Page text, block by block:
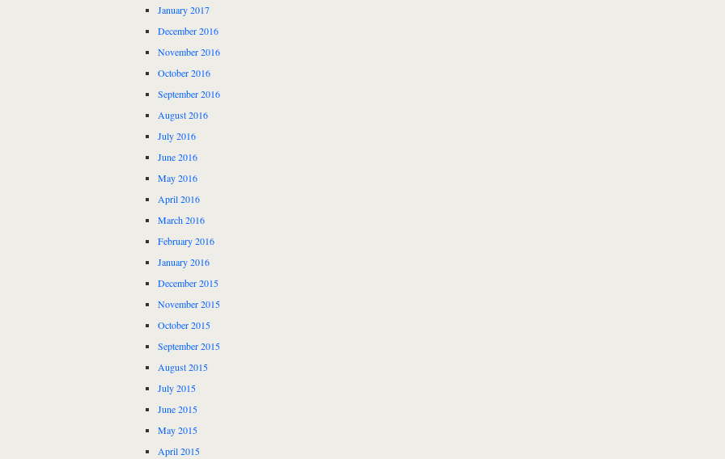
January 2017
December 2016
November 2016
October 2016
September 2016
August 2016
July 2016
June 2016
May 2016
April 2016
March 2016
February 2016
January 2016
December 2015
November 2015
October 2015
September 2015
August 2015
July 2015
June 2015
May 2015
April 2015